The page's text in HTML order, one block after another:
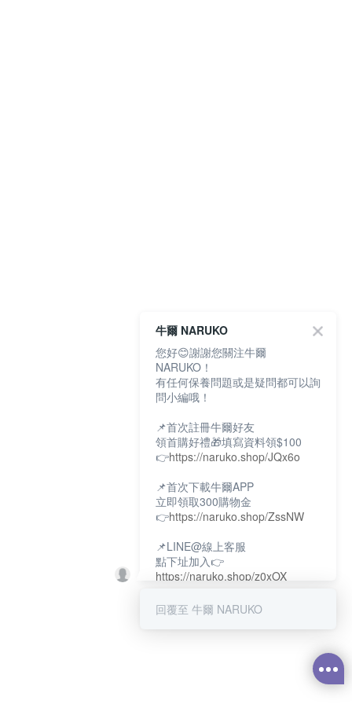
牛爾 NARUKO
您好😊謝謝您關注牛爾
NARUKO！
有任何保養問題或是疑問都可以詢
問小編哦！
📌首次註冊牛爾好友
領首購好禮🎁填寫資料領$100
👉https://naruko.shop/JQx6o
📌首次下載牛爾APP
立即領取300購物金
👉https://naruko.shop/ZssNW
📌LINE@線上客服
點下址加入👉
https://naruko.shop/z0xOX
📌電話客服：02-26581707
回覆至 牛爾 NARUKO